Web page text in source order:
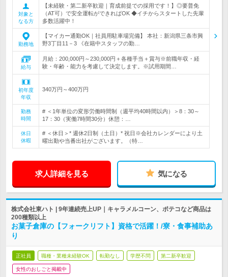
対象と
なる方
【未経験・第二新卒歓迎｜育成前提での採用です！】◎要普免
（AT可）で安全運転ができればOK ◆イチからスタートした先輩
多数活躍中！
勤務地
【マイカー通勤OK｜社員用駐車場完備】 本社：新潟県三条市興
野3丁目11－3 《在籍中スタッフの勤…
給与
月給：200,000円～230,000円＋各種手当＋賞与※前職年収・経
験・年齢・能力を考慮して決定します。※試用期間…
初年度
年収
340万円～400万円
勤務
時間
# ＜1年単位の変形労働時間制（週平均40時間以内）＞8：30～
17：30（実働7時間30分）休憩：…
休日
休暇
# ＜休日＞* 週休2日制（土日）* 祝日※会社カレンダーにより土
曜出勤や当番出社がございます。（特…
求人詳細を見る 気になる
株式会社東ハト | 9年連続売上UP｜キャラメルコーン、ポテコなど商品は
200種類以上
お菓子倉庫の【フォークリフト】資格で活躍！/寮・食事補助あ
り
正社員 職種・業種未経験OK 転勤なし 学歴不問 第二新卒歓迎
女性のおしごと掲載中